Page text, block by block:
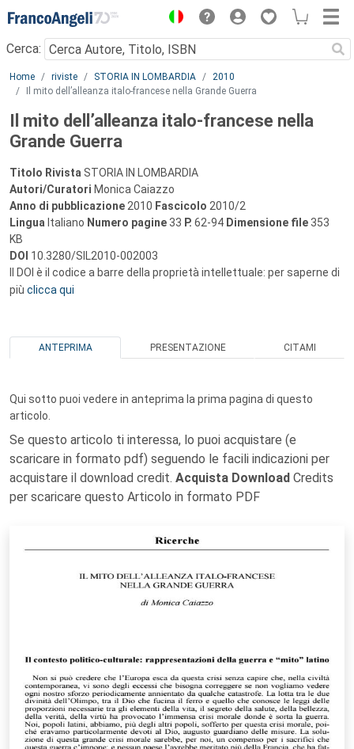
Menu
Cerca:
Main content
Home riviste STORIA IN LOMBARDIA
2010
Il mito dell’alleanza italo-francese nella Grande Guerra
Il mito dell’alleanza italo-francese nella
Grande Guerra
Titolo Rivista STORIA IN LOMBARDIA
Autori/Curatori Monica Caiazzo
Anno di pubblicazione 2010 Fascicolo 2010/2
Lingua Italiano Numero pagine 33 P. 62-94 Dimensione file 353
KB
DOI 10.3280/SIL2010-002003
Il DOI è il codice a barre della proprietà intellettuale: per saperne di
più clicca qui
ANTEPRIMA PRESENTAZIONE CITAMI
Qui sotto puoi vedere in anteprima la prima pagina di questo
articolo.
Se questo articolo ti interessa, lo puoi acquistare (e
scaricare in formato pdf) seguendo le facili indicazioni per
acquistare il download credit. Acquista Download Credits
per scaricare questo Articolo in formato PDF